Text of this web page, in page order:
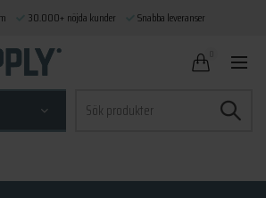
efter:
30.000+ nöjda kunder Snabba leveranser